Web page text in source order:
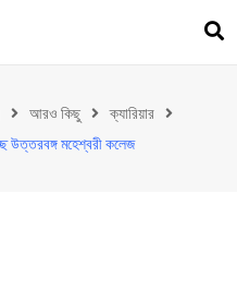
আরও কিছু
ক্যারিয়ার
উত্তরবঙ্গ মহেশ্বরী কলেজ